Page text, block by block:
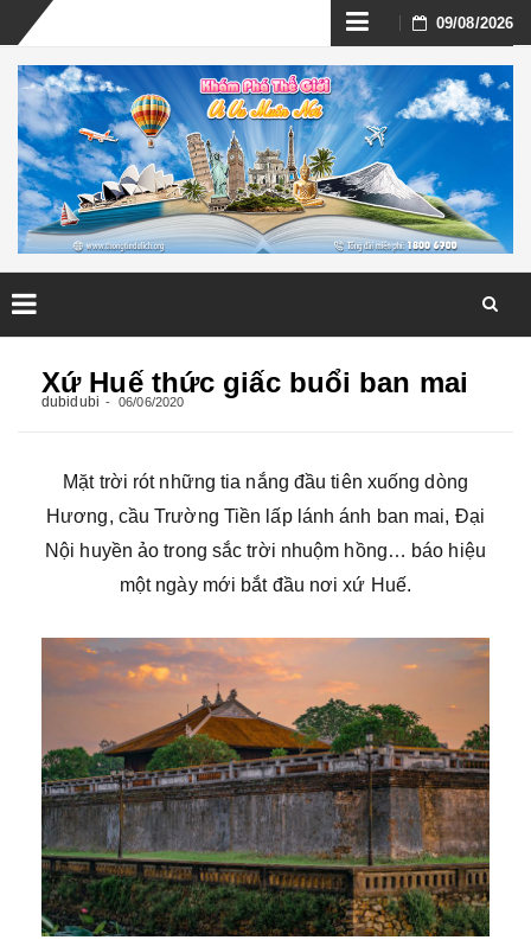
Skip
to
content
09/08/2026
content
Xứ Huế thức giấc buổi ban mai
dubidubi 06/06/2020
Mặt trời rót những tia nắng đầu tiên xuống dòng
Hương, cầu Trường Tiền lấp lánh ánh ban mai, Đại
Nội huyền ảo trong sắc trời nhuộm hồng… báo hiệu
một ngày mới bắt đầu nơi xứ Huế.